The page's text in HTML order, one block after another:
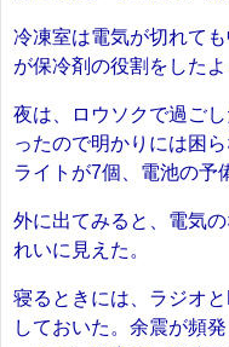
冷凍室は電気が切れて
が保冷剤の役割をした
夜は、ロウソクで過ご
ったので明かりには困
ライトが7個、電池の予
外に出てみると、電気
れいに見えた。
寝るときには、ラジオ
しておいた。余震が頻